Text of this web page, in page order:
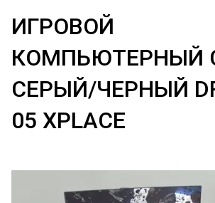
ИГРОВОЙ
КОМПЬЮТЕРНЫЙ
СЕРЫЙ/ЧЕРНЫЙ
05 XPLACE